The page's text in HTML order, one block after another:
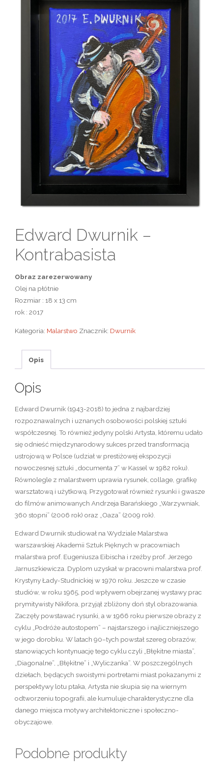
Edward Dwurnik –
Kontrabasista
Obraz zarezerwowany
Olej na płótnie
Rozmiar : 18 x 13 cm
rok : 2017
Kategoria: Malarstwo Znacznik: Dwurnik
Opis
Opis
Edward Dwurnik (1943-2018) to jedna z najbardziej
rozpoznawalnych i uznanych osobowości polskiej sztuki
współczesnej. To również jedyny polski Artysta, któremu udało
się odnieść międzynarodowy sukces przed transformacją
ustrojową w Polsce (udział w prestiżowej ekspozycji
nowoczesnej sztuki „documenta 7” w Kassel w 1982 roku).
Równolegle z malarstwem uprawia rysunek, collage, grafikę
warsztatową i użytkową. Przygotował również rysunki i gwasze
do filmów animowanych Andrzeja Barańskiego „Warzywniak,
360 stopni” (2006 rok) oraz „Oaza” (2009 rok).
Edward Dwurnik studiował na Wydziale Malarstwa
warszawskiej Akademii Sztuk Pięknych w pracowniach
malarstwa prof. Eugeniusza Eibischa i rzeźby prof. Jerzego
Jarnuszkiewicza. Dyplom uzyskał w pracowni malarstwa prof.
Krystyny Łady-Studnickiej w 1970 roku. Jeszcze w czasie
studiów, w roku 1965, pod wpływem obejrzanej wystawy prac
prymitywisty Nikifora, przyjął zbliżony doń styl obrazowania.
Zaczęły powstawać rysunki, a w 1966 roku pierwsze obrazy z
cyklu „Podróże autostopem” – najstarszego i najliczniejszego
w jego dorobku. W latach 90–tych powstał szereg obrazów,
stanowiących kontynuację tego cyklu czyli „Błękitne miasta”,
„Diagonalne”, „Błękitne” i „Wyliczanka”. W poszczególnych
dziełach, będących swoistymi portretami miast pokazanymi z
perspektywy lotu ptaka, Artysta nie skupia się na wiernym
odtworzeniu topografii, ale kumuluje charakterystyczne dla
danego miejsca motywy architektoniczne i społeczno-
obyczajowe.
Podobne produkty